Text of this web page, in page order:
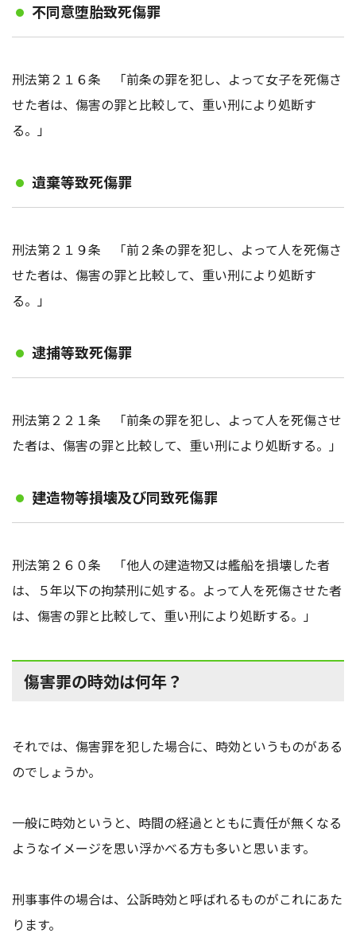
不同意堕胎致死傷罪
刑法第２１６条 「前条の罪を犯し、よって女子を死傷さ
せた者は、傷害の罪と比較して、重い刑により処断す
る。」
遺棄等致死傷罪
刑法第２１９条 「前２条の罪を犯し、よって人を死傷さ
せた者は、傷害の罪と比較して、重い刑により処断す
る。」
逮捕等致死傷罪
刑法第２２１条 「前条の罪を犯し、よって人を死傷させ
た者は、傷害の罪と比較して、重い刑により処断する。」
建造物等損壊及び同致死傷罪
刑法第２６０条 「他人の建造物又は艦船を損壊した者
は、５年以下の拘禁刑に処する。よって人を死傷させた者
は、傷害の罪と比較して、重い刑により処断する。」
傷害罪の時効は何年？
それでは、傷害罪を犯した場合に、時効というものがある
のでしょうか。
一般に時効というと、時間の経過とともに責任が無くなる
ようなイメージを思い浮かべる方も多いと思います。
刑事事件の場合は、公訴時効と呼ばれるものがこれにあた
ります。